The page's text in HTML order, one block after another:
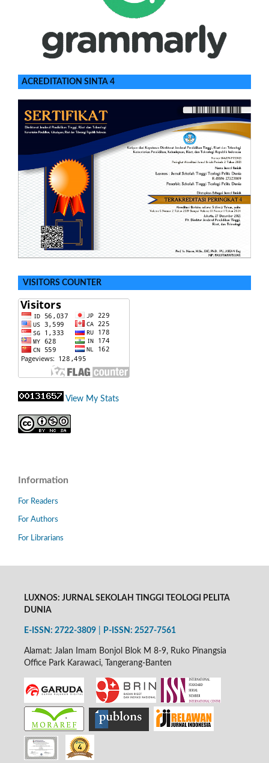
ACREDITATION SINTA 4
VISITORS COUNTER
View My Stats
Information
For Readers
For Authors
For Librarians
LUXNOS: JURNAL SEKOLAH TINGGI TEOLOGI PELITA
DUNIA
E-ISSN: 2722-3809| P-ISSN: 2527-7561
Alamat: Jalan Imam Bonjol Blok M 8-9, Ruko Pinangsia
Office Park Karawaci, Tangerang-Banten